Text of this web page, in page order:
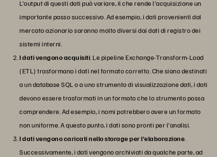
L'output di questi dati può variare, il che rende l'acquisizione un
importante passo successivo. Ad esempio, i dati provenienti dal
mercato azionario saranno molto diversi dai dati di registro dei
sistemi interni.
I dati vengono acquisiti . Le pipeline Exchange-Transform-Load
(ETL) trasformano i dati nel formato corretto. Che siano destinati
a un database SQL o a uno strumento di visualizzazione dati, i dati
devono essere trasformati in un formato che lo strumento possa
comprendere. Ad esempio, i nomi potrebbero avere un formato
non uniforme. A questo punto, i dati sono pronti per l'analisi.
I dati vengono caricati nello storage per l'elaborazione
Successivamente, i dati vengono archiviati da qualche parte, ad